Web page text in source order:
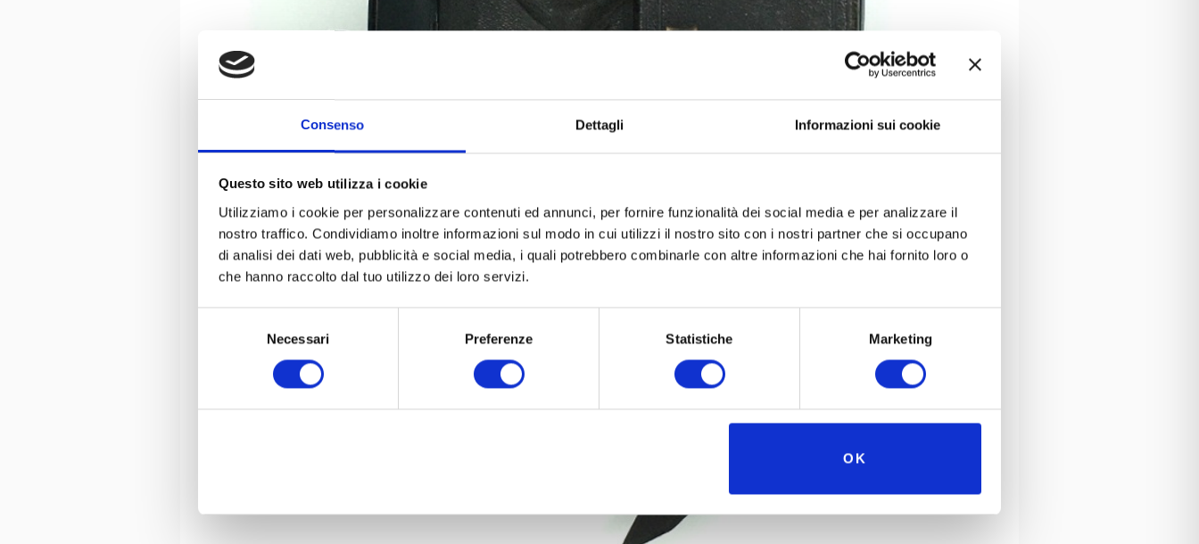
Consenso Dettagli Informazioni sui cookie
Questo sito web utilizza i cookie
Utilizziamo i cookie per personalizzare contenuti ed annunci, per fornire funzionalità dei social media e per analizzare il
nostro traffico. Condividiamo inoltre informazioni sul modo in cui utilizzi il nostro sito con i nostri partner che si occupano
di analisi dei dati web, pubblicità e social media, i quali potrebbero combinarle con altre informazioni che hai fornito loro o
che hanno raccolto dal tuo utilizzo dei loro servizi.
Necessari Preferenze Statistiche Marketing
OK